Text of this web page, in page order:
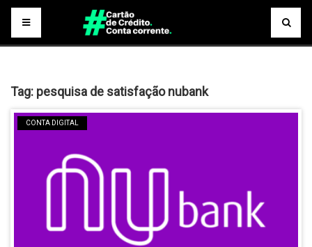
Tag: pesquisa de satisfação nubank
CONTA DIGITAL